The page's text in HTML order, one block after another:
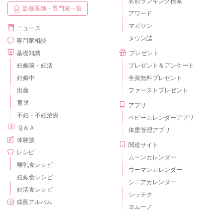
監修医師・専門家一覧
ニュース
専門家相談
基礎知識
妊娠前・妊活
妊娠中
出産
育児
不妊・不妊治療
Ｑ＆Ａ
体験談
レシピ
離乳食レシピ
妊娠食レシピ
妊活食レシピ
成長アルバム
アワード
マガジン
タウン誌
プレゼント
プレゼント＆アンケート
全員無料プレゼント
ファーストプレゼント
アプリ
ベビーカレンダーアプリ
体重管理アプリ
関連サイト
ムーンカレンダー
ウーマンカレンダー
シニアカレンダー
シッテク
ヨムーノ